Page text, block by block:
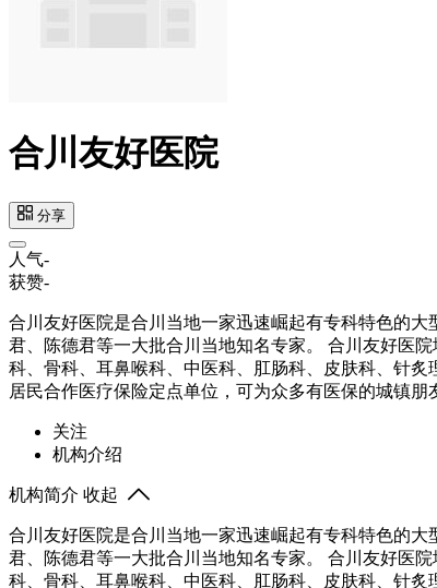
合川友好医院
分享
人气-
获赞-
合川友好医院是合川当地一家迅速崛起有专科特色的
君、陈德君等一大批合川当地知名专家。 合川友好医
科、骨科、耳鼻喉科、中医科、肛肠科、皮肤科、针
居民合作医疗保险定点单位，可为众多有医保的城镇朋
关注
机构介绍
机构简介 收起
合川友好医院是合川当地一家迅速崛起有专科特色的
君、陈德君等一大批合川当地知名专家。 合川友好医
科、骨科、耳鼻喉科、中医科、肛肠科、皮肤科、针